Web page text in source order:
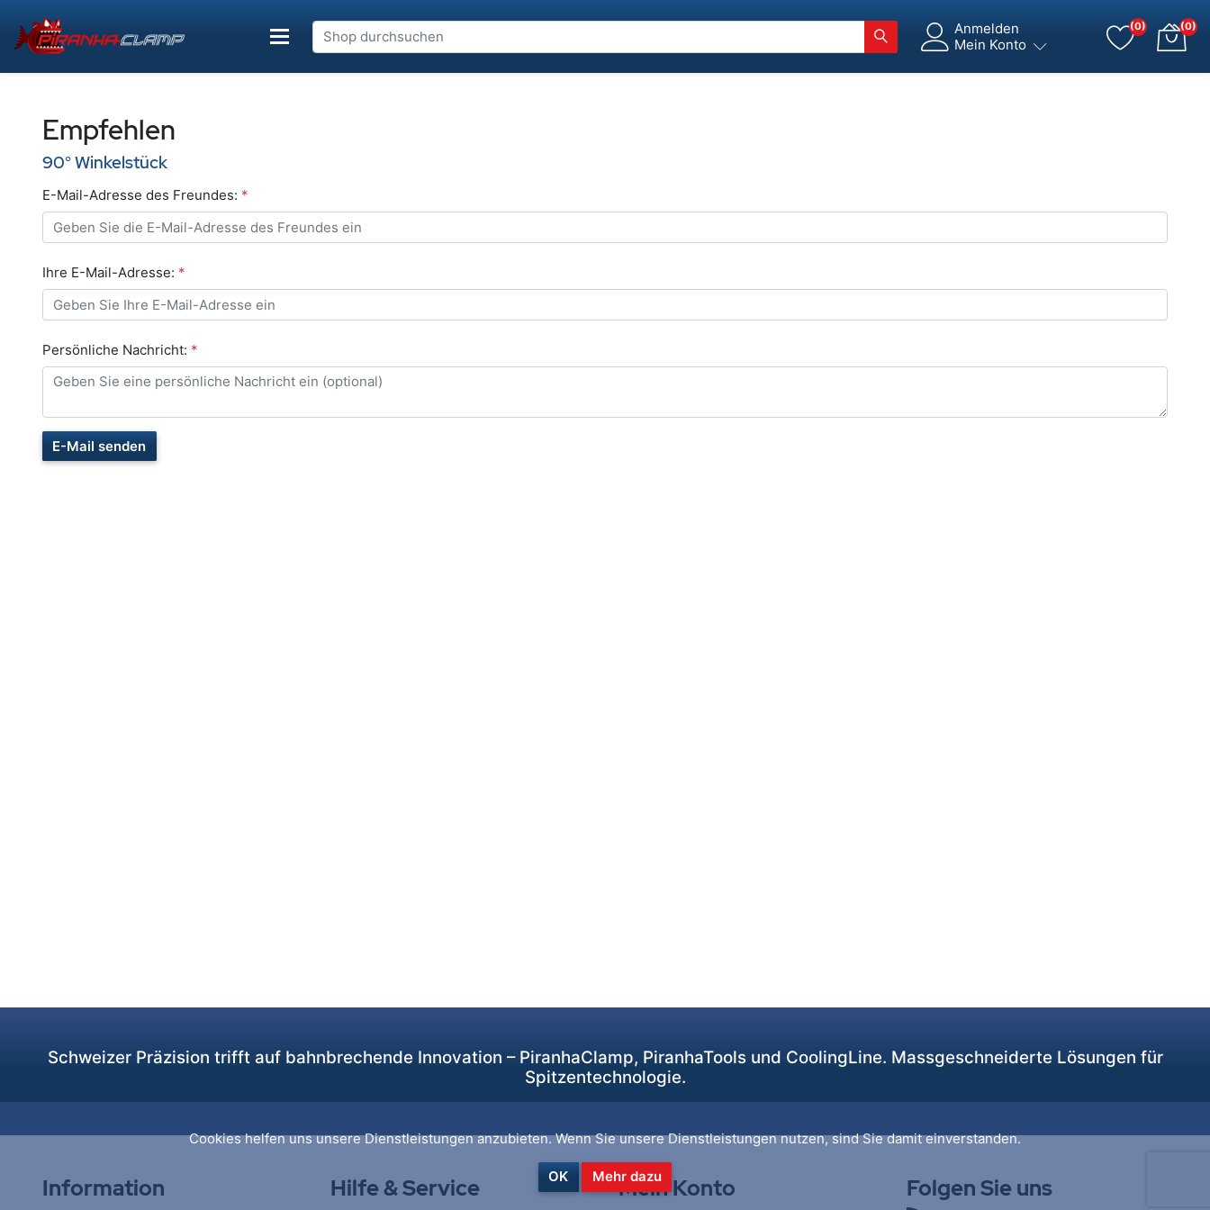
Anmelden
Mein Konto
(0) (0)
Empfehlen
90° Winkelstück
E-Mail-Adresse des Freundes: *
Ihre E-Mail-Adresse: *
Persönliche Nachricht: *
E-Mail senden
Schweizer Präzision trifft auf bahnbrechende Innovation – PiranhaClamp, PiranhaTools und CoolingLine. Massgeschneiderte Lösungen für
Spitzentechnologie.
Information Hilfe & Service Mein Konto Folgen Sie uns
Cookies helfen uns unsere Dienstleistungen anzubieten. Wenn Sie unsere Dienstleistungen nutzen, sind Sie damit einverstanden.
OK Mehr dazu